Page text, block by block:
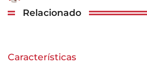
Relacionado
Características